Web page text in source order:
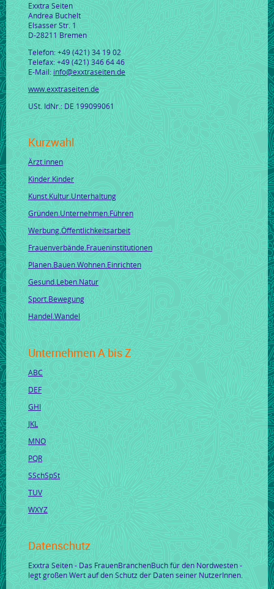
Exxtra Seiten
Andrea Buchelt
Elsasser Str. 1
D-28211 Bremen
Telefon: +49 (421) 34 19 02
Telefax: +49 (421) 346 64 46
E-Mail: info@exxtraseiten.de
www.exxtraseiten.de
USt. IdNr.: DE 199099061
Kurzwahl
Ärzt.innen
Kinder.Kinder
Kunst.Kultur.Unterhaltung
Gründen.Unternehmen.Führen
Werbung.Öffentlichkeitsarbeit
Frauenverbände.Fraueninstitutionen
Planen.Bauen.Wohnen.Einrichten
Gesund.Leben.Natur
Sport.Bewegung
Handel.Wandel
Unternehmen A bis Z
ABC
DEF
GHI
JKL
MNO
PQR
SSchSpSt
TUV
WXYZ
Datenschutz
Exxtra Seiten - Das FrauenBranchenBuch für den Nordwesten -
legt großen Wert auf den Schutz der Daten seiner NutzerInnen.